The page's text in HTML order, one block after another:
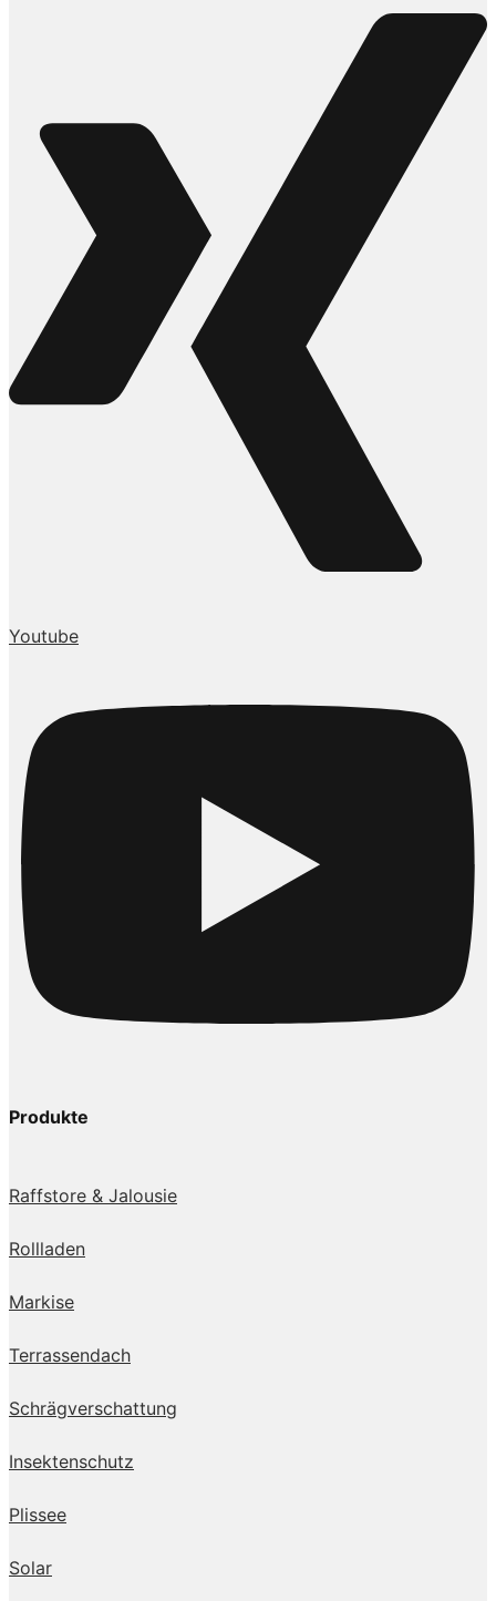
Youtube
Produkte
Raffstore & Jalousie
Rollladen
Markise
Terrassendach
Schrägverschattung
Insektenschutz
Plissee
Solar